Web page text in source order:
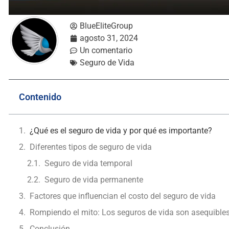
BlueEliteGroup
agosto 31, 2024
Un comentario
Seguro de Vida
Contenido
¿Qué es el seguro de vida y por qué es importante?
Diferentes tipos de seguro de vida
Seguro de vida temporal
Seguro de vida permanente
Factores que influencian el costo del seguro de vida
Rompiendo el mito: Los seguros de vida son